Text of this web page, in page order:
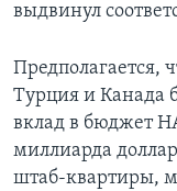
выдвинул
Предполагается,
Турция и Канада
вклад в бюджет
миллиарда
штаб-квартиры,